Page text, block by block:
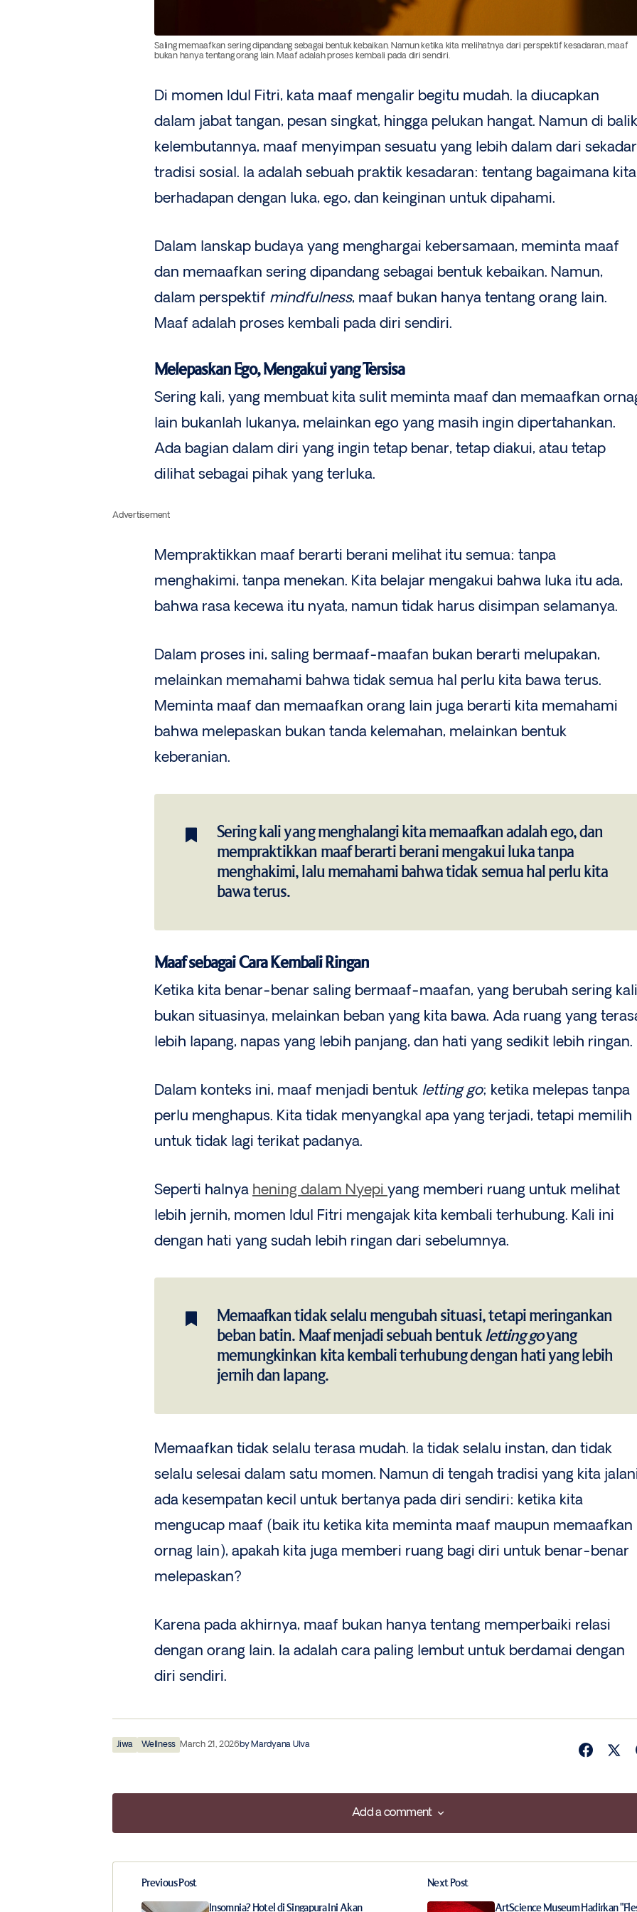
Saling memaafkan sering dipandang sebagai bentuk kebaikan. Namun ketika kita melihatnya dari perspektif kesadaran, maaf
bukan hanya tentang orang lain. Maaf adalah proses kembali pada diri sendiri.
Di momen Idul Fitri, kata maaf mengalir begitu mudah. Ia diucapkan
dalam jabat tangan, pesan singkat, hingga pelukan hangat. Namun di balik
kelembutannya, maaf menyimpan sesuatu yang lebih dalam dari sekadar
tradisi sosial. Ia adalah sebuah praktik kesadaran: tentang bagaimana kita
berhadapan dengan luka, ego, dan keinginan untuk dipahami.
Dalam lanskap budaya yang menghargai kebersamaan, meminta maaf
dan memaafkan sering dipandang sebagai bentuk kebaikan. Namun,
dalam perspektif mindfulness, maaf bukan hanya tentang orang lain.
Maaf adalah proses kembali pada diri sendiri.
Melepaskan Ego, Mengakui yang Tersisa
Sering kali, yang membuat kita sulit meminta maaf dan memaafkan
lain bukanlah lukanya, melainkan ego yang masih ingin dipertahankan.
Ada bagian dalam diri yang ingin tetap benar, tetap diakui, atau tetap
dilihat sebagai pihak yang terluka.
Advertisement
Mempraktikkan maaf berarti berani melihat itu semua: tanpa
menghakimi, tanpa menekan. Kita belajar mengakui bahwa luka itu ada,
bahwa rasa kecewa itu nyata, namun tidak harus disimpan selamanya.
Dalam proses ini, saling bermaaf-maafan bukan berarti melupakan,
melainkan memahami bahwa tidak semua hal perlu kita bawa terus.
Meminta maaf dan memaafkan orang lain juga berarti kita memahami
bahwa melepaskan bukan tanda kelemahan, melainkan bentuk
keberanian.
Sering kali yang menghalangi kita memaafkan adalah ego, dan
mempraktikkan maaf berarti berani mengakui luka tanpa
menghakimi, lalu memahami bahwa tidak semua hal perlu kita
bawa terus.
Maaf sebagai Cara Kembali Ringan
Ketika kita benar-benar saling bermaaf-maafan, yang berubah sering kali
bukan situasinya, melainkan beban yang kita bawa. Ada ruang yang
lebih lapang, napas yang lebih panjang, dan hati yang sedikit lebih ringan.
Dalam konteks ini, maaf menjadi bentuk letting go; ketika melepas tanpa
perlu menghapus. Kita tidak menyangkal apa yang terjadi, tetapi memilih
untuk tidak lagi terikat padanya.
Seperti halnya hening dalam Nyepiyang memberi ruang untuk melihat
lebih jernih, momen Idul Fitri mengajak kita kembali terhubung. Kali ini
dengan hati yang sudah lebih ringan dari sebelumnya.
Memaafkan tidak selalu mengubah situasi, tetapi meringankan
beban batin. Maaf menjadi sebuah bentukletting goyang
memungkinkan kita kembali terhubung dengan hati yang lebih
jernih dan lapang.
Memaafkan tidak selalu terasa mudah. Ia tidak selalu instan, dan tidak
selalu selesai dalam satu momen. Namun di tengah tradisi yang kita
ada kesempatan kecil untuk bertanya pada diri sendiri: ketika kita
mengucap maaf (baik itu ketika kita meminta maaf maupun memaafkan
ornag lain), apakah kita juga memberi ruang bagi diri untuk benar-benar
melepaskan?
Karena pada akhirnya, maaf bukan hanya tentang memperbaiki relasi
dengan orang lain. Ia adalah cara paling lembut untuk berdamai dengan
diri sendiri.
Jiwa Wellness March 21, 2026byMardyana Ulva
Add a comment
Add a comment
Your email address will not be published. Required fields are marked
Previous Post
Insomnia? Hotel di Singapura Ini Akan
Next Post
ArtScience Museum Hadirkan